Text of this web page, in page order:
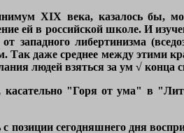
XIX века, казалось бы,
ей в российской школе. И
западного либертинизма
даже среднее между этими
людей взяться за ум √ конца
"Горя от ума" в
позиции сегодняшнего дня